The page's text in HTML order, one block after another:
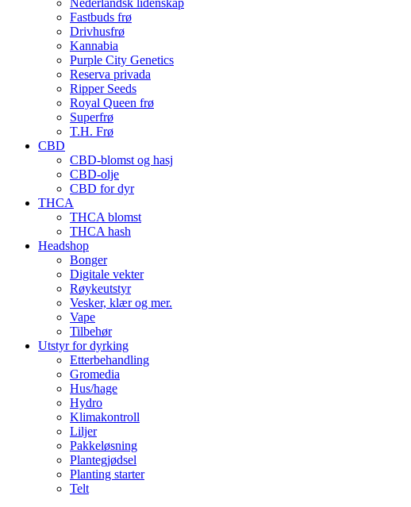
Fastbuds frø
Drivhusfrø
Kannabia
Purple City Genetics
Reserva privada
Ripper Seeds
Royal Queen frø
Superfrø
T.H. Frø
CBD
CBD-blomst og hasj
CBD-olje
CBD for dyr
THCA
THCA blomst
THCA hash
Headshop
Bonger
Digitale vekter
Røykeutstyr
Vesker, klær og mer.
Vape
Tilbehør
Utstyr for dyrking
Etterbehandling
Gromedia
Hus/hage
Hydro
Klimakontroll
Liljer
Pakkeløsning
Plantegjødsel
Planting starter
Telt